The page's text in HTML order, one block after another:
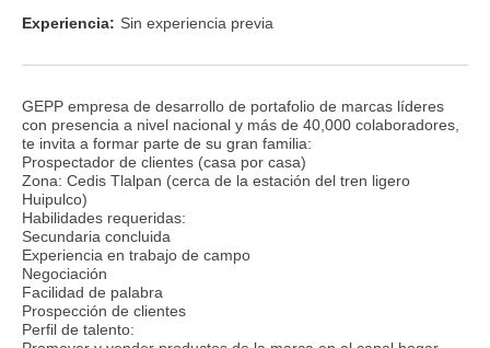
Experiencia: Sin experiencia previa
GEPP empresa de desarrollo de portafolio de marcas líderes
con presencia a nivel nacional y más de 40,000 colaboradores,
te invita a formar parte de su gran familia:
Prospectador de clientes (casa por casa)
Zona: Cedis Tlalpan (cerca de la estación del tren ligero
Huipulco)
Habilidades requeridas:
Secundaria concluida
Experiencia en trabajo de campo
Negociación
Facilidad de palabra
Prospección de clientes
Perfil de talento: